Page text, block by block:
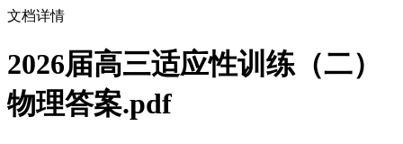
文档详情
2026届高三适应性训练（二）
物理答案.pdf